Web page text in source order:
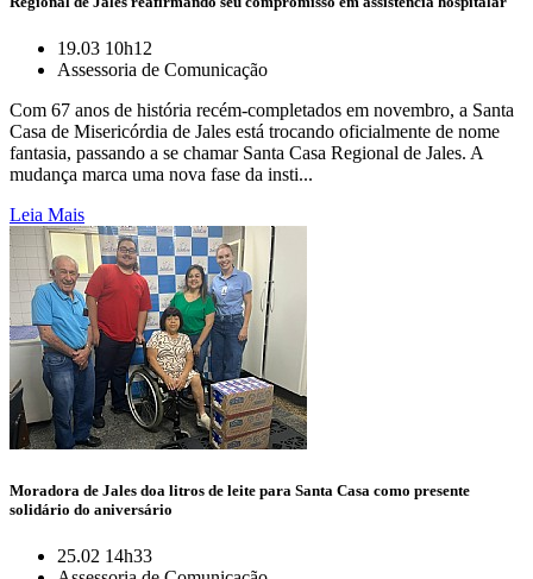
19.03 10h12
Assessoria de Comunicação
Com 67 anos de história recém-completados em novembro, a Santa
Casa de Misericórdia de Jales está trocando oficialmente de nome
fantasia, passando a se chamar Santa Casa Regional de Jales. A
mudança marca uma nova fase da insti...
Leia Mais
Moradora de Jales doa litros de leite para Santa Casa como presente
solidário do aniversário
25.02 14h33